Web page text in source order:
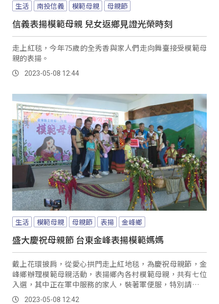
生活 南投信義 模範母親 母親節
信義表揚模範母親 兒女返鄉見證光榮時刻
走上紅毯，今年75歲的全秀香與家人們走向舞臺接受模範母
親的表揚。
2023-05-08 12:44
生活 模範母親 母親節 表揚 金峰鄉
盛大慶祝母親節 台東金峰表揚模範媽媽
戴上花環披肩，從愛心拱門走上紅地毯，為慶祝母親節，金
峰鄉辦理模範母親活動，表揚鄉內各村模範母親，共有七位
入選，其中正在軍中服務的家人，裝著軍便服，特別請假，
到現場為媽媽慶賀。
2023-05-08 12:42